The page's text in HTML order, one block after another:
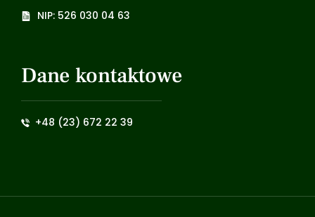
NIP: 526 030 04 63
Dane kontaktowe
+48 (23) 672 22 39